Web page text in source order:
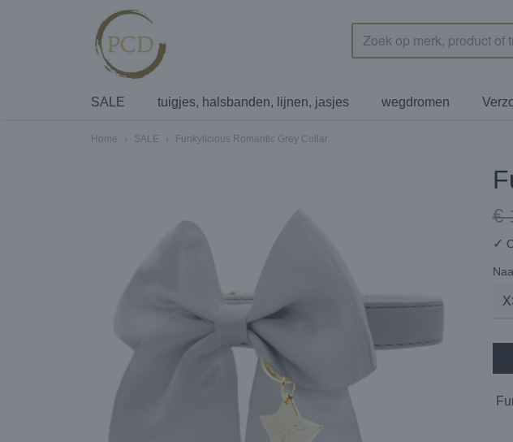
SALE tuigjes, halsbanden, lijnen, jasjes wegdromen
Home › SALE › Funkylicious Romantic Grey Collar
€
✓